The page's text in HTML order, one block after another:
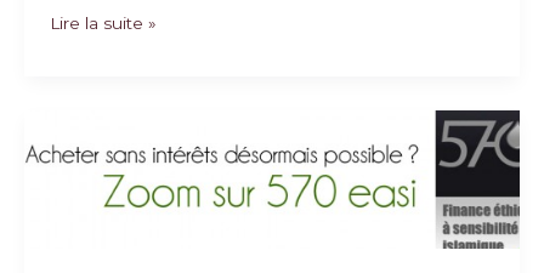
Les
nos
enfants
Lire la suite »